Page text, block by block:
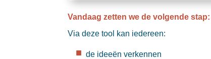
Vandaag zetten we de volgende
Via deze tool kan iedereen:
de ideeën verkennen